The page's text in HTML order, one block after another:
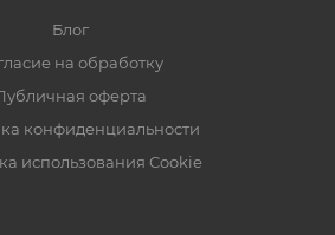
Блог
на обработку
оферта
конфиденциальности
использования Cookie